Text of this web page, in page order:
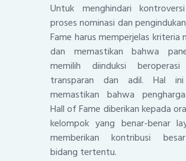
Untuk menghindari
proses nominasi dan
Fame harus memperjelas kriteria
dan memastikan bahwa
memilih diinduksi
transparan dan adil. Hal
memastikan bahwa
Hall of Fame diberikan kepada
kelompok yang benar-benar
memberikan kontribusi
bidang tertentu.